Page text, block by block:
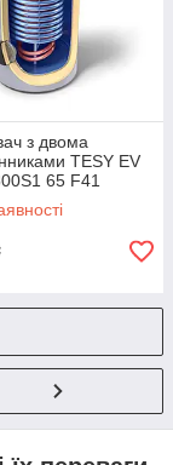
з двома
TESY EV
65 F41